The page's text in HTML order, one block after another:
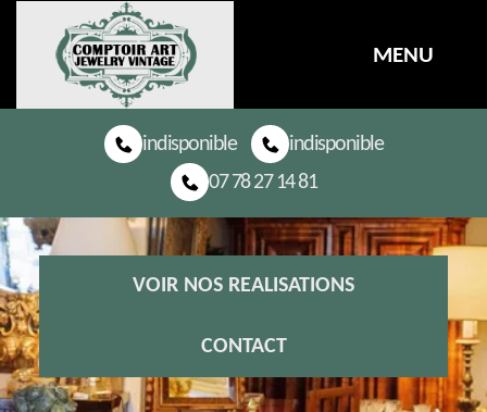
MENU
indisponible
indisponible
07 78 27 14 81
VOIR NOS REALISATIONS
CONTACT